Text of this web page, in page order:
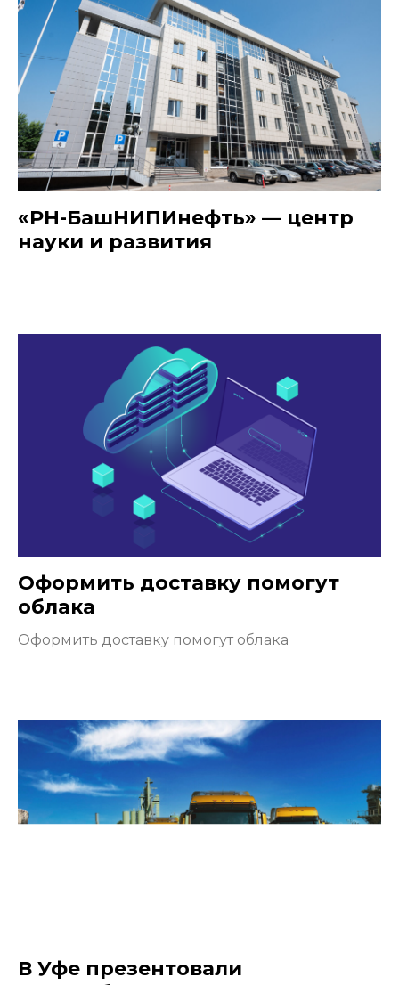
«РН-БашНИПИнефть» — центр
науки и развития
Оформить доставку помогут
облака
Оформить доставку помогут облака
В Уфе презентовали